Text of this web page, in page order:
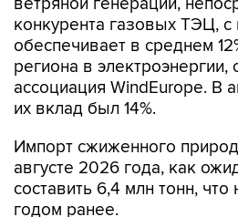
ветряной генерации,
конкурента газовых ТЭЦ, с
обеспечивает в среднем
региона в электроэнергии,
ассоциация WindEurope. В
их вклад был 14%.
Импорт сжиженного
августе 2026 года, как
составить 6,4 млн тонн, что
годом ранее.